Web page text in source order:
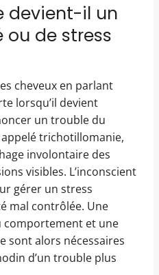
devient-il un
ou de stress
cheveux en parlant
lorsqu’il devient
un trouble du
trichotillomanie,
involontaire des
visibles. L’inconscient
gérer un stress
mal contrôlée. Une
comportement et une
sont alors nécessaires
d’un trouble plus